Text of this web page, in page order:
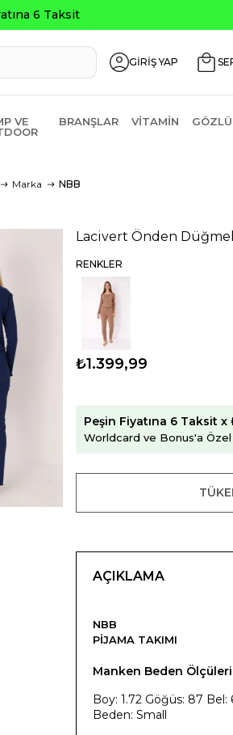
GİRİŞ YAP
VE
BRANŞLAR VITAMIN
Marka NBB
Lacivert Önden
RENKLER
₺1.399,99
Peşin Fiyatına 6 Taksit x
Worldcard ve Bonus'a Özel
AÇIKLAMA
NBB
PIJAMA TAKIMI
Manken Beden Ölçüleri
Boy: 1.72 Göğüs: 87
Beden: Small